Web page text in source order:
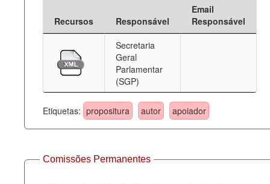
Deputados Estaduais
Administração
Agenda
Perguntas frequentes
Contato
Recursos Responsável
Email
Responsável
Secretaria
Geral
Parlamentar
(SGP)
Etiquetas: propositura autor apoiador
Comissões Permanentes